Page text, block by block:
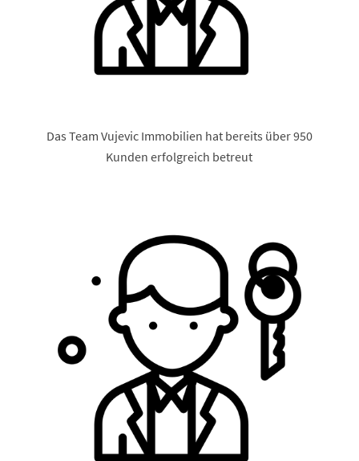
Das Team Vujevic Immobilien hat bereits über 950
Kunden erfolgreich betreut